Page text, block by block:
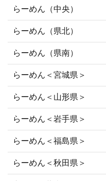
らーめん（中央）
らーめん（県北）
らーめん（県南）
らーめん＜宮城県＞
らーめん＜山形県＞
らーめん＜岩手県＞
らーめん＜福島県＞
らーめん＜秋田県＞